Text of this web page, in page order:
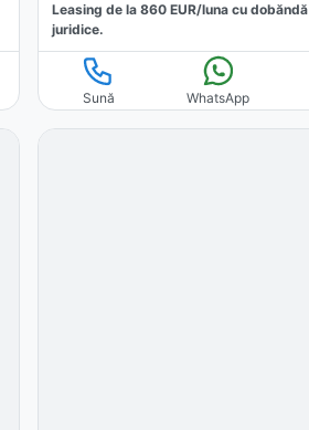
Leasing de la 860EUR/lunacu dobăndă
juridice.
Sună WhatsApp